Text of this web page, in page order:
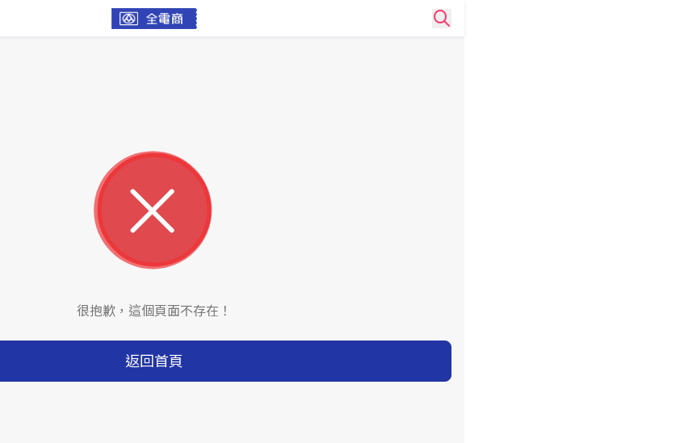
很抱歉，這個頁面不存在！
返回首頁